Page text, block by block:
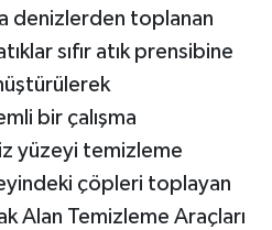
denizlerden toplanan
sıfır atık prensibine
bir çalışma
yüzeyi temizleme
çöpleri toplayan
Alan Temizleme Araçları